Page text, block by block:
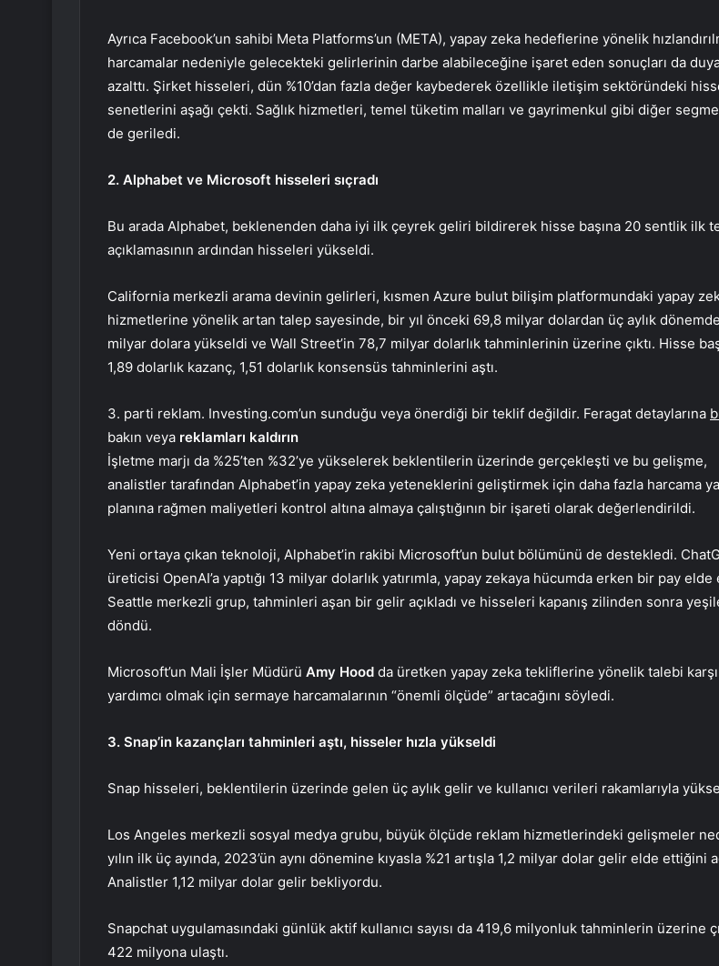
Ayrıca Facebook’un sahibi Meta Platforms’un (META), yapay zeka hedeflerine yönelik
harcamalar nedeniyle gelecekteki gelirlerinin darbe alabileceğine işaret eden sonuçları da
azalttı. Şirket hisseleri, dün %10’dan fazla değer kaybederek özellikle iletişim sektöründeki
senetlerini aşağı çekti. Sağlık hizmetleri, temel tüketim malları ve gayrimenkul gibi diğer
de geriledi.
2. Alphabet ve Microsoft hisseleri sıçradı
Bu arada Alphabet, beklenenden daha iyi ilk çeyrek geliri bildirerek hisse başına 20 sentlik ilk
açıklamasının ardından hisseleri yükseldi.
California merkezli arama devinin gelirleri, kısmen Azure bulut bilişim platformundaki yapay
hizmetlerine yönelik artan talep sayesinde, bir yıl önceki 69,8 milyar dolardan üç aylık
milyar dolara yükseldi ve Wall Street’in 78,7 milyar dolarlık tahminlerinin üzerine çıktı. Hisse
1,89 dolarlık kazanç, 1,51 dolarlık konsensüs tahminlerini aştı.
3. parti reklam. Investing.com’un sunduğu veya önerdiği bir teklif değildir. Feragat detaylarına
bakın veya reklamları kaldırın
İşletme marjı da %25’ten %32’ye yükselerek beklentilerin üzerinde gerçekleşti ve bu gelişme,
analistler tarafından Alphabet’in yapay zeka yeteneklerini geliştirmek için daha fazla harcama
planına rağmen maliyetleri kontrol altına almaya çalıştığının bir işareti olarak değerlendirildi.
Yeni ortaya çıkan teknoloji, Alphabet’in rakibi Microsoft’un bulut bölümünü de destekledi.
üreticisi OpenAI’a yaptığı 13 milyar dolarlık yatırımla, yapay zekaya hücumda erken bir pay elde
Seattle merkezli grup, tahminleri aşan bir gelir açıkladı ve hisseleri kapanış zilinden sonra
döndü.
Microsoft’un Mali İşler Müdürü Amy Hood da üretken yapay zeka tekliflerine yönelik talebi
yardımcı olmak için sermaye harcamalarının “önemli ölçüde” artacağını söyledi.
3. Snap’in kazançları tahminleri aştı, hisseler hızla yükseldi
Snap hisseleri, beklentilerin üzerinde gelen üç aylık gelir ve kullanıcı verileri rakamlarıyla
Los Angeles merkezli sosyal medya grubu, büyük ölçüde reklam hizmetlerindeki gelişmeler
yılın ilk üç ayında, 2023’ün aynı dönemine kıyasla %21 artışla 1,2 milyar dolar gelir elde ettiğini
Analistler 1,12 milyar dolar gelir bekliyordu.
Snapchat uygulamasındaki günlük aktif kullanıcı sayısı da 419,6 milyonluk tahminlerin üzerine
422 milyona ulaştı.